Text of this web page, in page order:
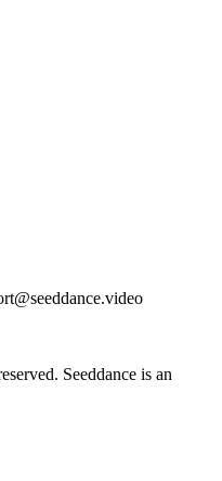
Seeddance is an